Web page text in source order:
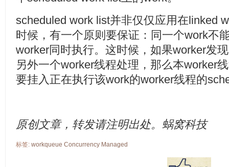
scheduled work list并非仅仅应用在linked
时候，有一个原则要保证：同一个work不
worker同时执行。这时候，如果worker发
另外一个worker线程处理，那么本worker
要挂入正在执行该work的worker线程的
原创文章，转发请注明出处。蜗窝科技
标签: workqueue Concurrency Managed